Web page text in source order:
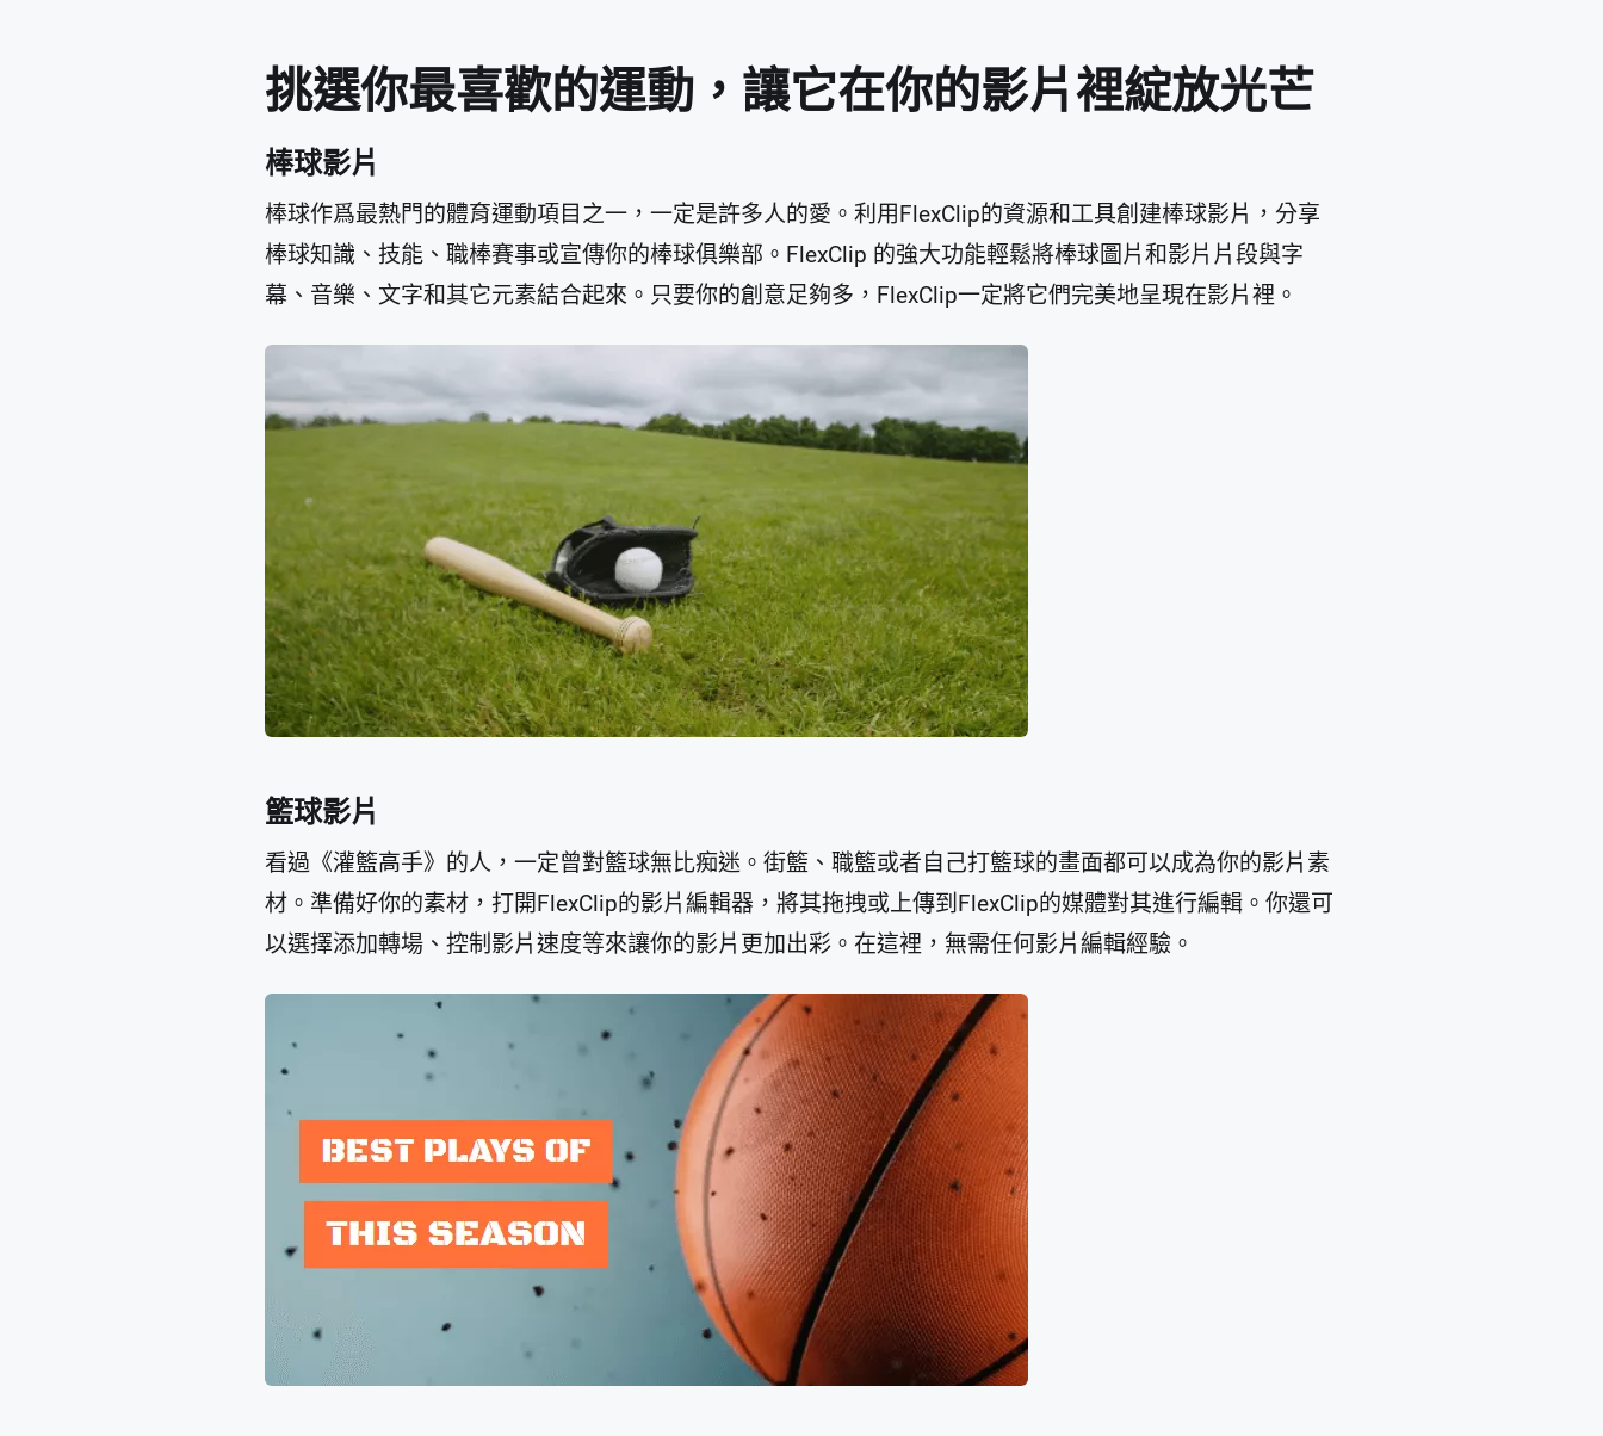
挑選你最喜歡的運動，讓它在你的影片裡綻放光芒
棒球影片
棒球作爲最熱門的體育運動項目之一，一定是許多人的愛。利用FlexClip的資源和工具創建棒球影片，分享
棒球知識、技能、職棒賽事或宣傳你的棒球俱樂部。FlexClip 的強大功能輕鬆將棒球圖片和影片片段與字
幕、音樂、文字和其它元素結合起來。只要你的創意足夠多，FlexClip一定將它們完美地呈現在影片裡。
籃球影片
看過《灌籃高手》的人，一定曾對籃球無比痴迷。街籃、職籃或者自己打籃球的畫面都可以成為你的影片素
材。準備好你的素材，打開FlexClip的影片編輯器，將其拖拽或上傳到FlexClip的媒體對其進行編輯。你還可
以選擇添加轉場、控制影片速度等來讓你的影片更加出彩。在這裡，無需任何影片編輯經驗。